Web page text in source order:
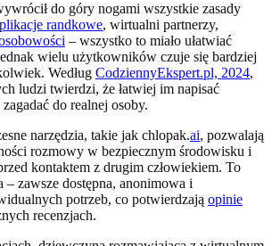
do góry nogami wszystkie zasady
randkowe, wirtualni partnerzy,
– wszystko to miało ułatwiać
wielu użytkowników czuje się bardziej
Według CodziennyEkspert.pl, 2024,
ludzi twierdzi, że łatwiej im napisać
do realnej osoby.
narzędzia, takie jak chlopak.ai, pozwalają
rozmowy w bezpiecznym środowisku i
kontaktem z drugim człowiekiem. To
– zawsze dostępna, anonimowa i
potrzeb, co potwierdzają opinie
recenzjach.